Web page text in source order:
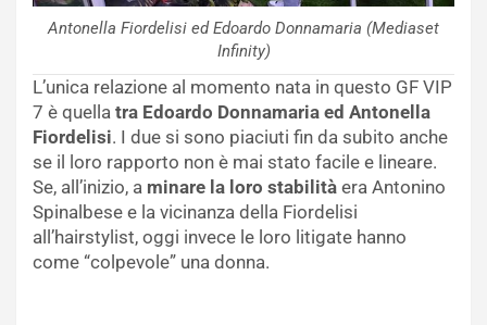
Antonella Fiordelisi ed Edoardo Donnamaria (Mediaset
Infinity)
L’unica relazione al momento nata in questo GF VIP
7 è quella tra Edoardo Donnamaria ed Antonella
Fiordelisi. I due si sono piaciuti fin da subito anche
se il loro rapporto non è mai stato facile e lineare.
Se, all’inizio, a minare la loro stabilità era Antonino
Spinalbese e la vicinanza della Fiordelisi
all’hairstylist, oggi invece le loro litigate hanno
come “colpevole” una donna.